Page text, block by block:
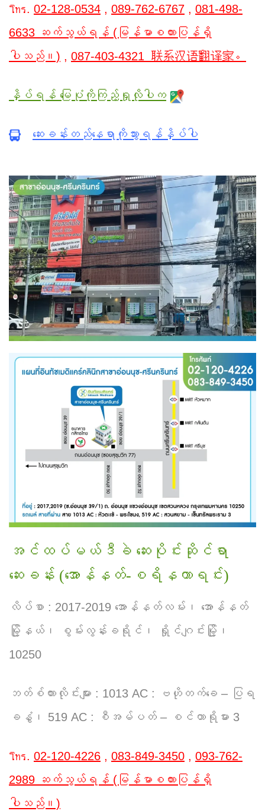
โทร. 02-128-0534 , 089-762-6767 , 081-498-
6633 ဆက်သွယ်ရန် (မြန်မာစကားပြန်ရှိ
ပါသည်။) , 087-403-4321 联系汉语翻译家。
နှိပ်ရန် မြေပုံကိုကြည့်ရှုလိုပါက
ဆေးခန်းတည်နေရာကိုသွားရန်နှိပ်ပါ
အင်ထပ်မယ်ဒီခဲ ဆေးပိုင်းဆိုင်ရာ
ဆေးခန်း (အောန်နတ်-စရိနကာရင်း)
လိပ်စာ : 2017-2019 အောန်နတ်လမ်း၊ အောန်နတ်
မြို့နယ်၊ စွမ်းလွန်းခရိုင်၊ ရှိုင်ဂျင်းမြို့၊
10250
ဘတ်စ်ကားလိုင်းများ : 1013 AC : ဗဟိုတက်ခေ – ပြရ
ခနွံ၊ 519 AC : စီအမ်ပတ် – စင်တာရိုမား 3
โทร. 02-120-4226 , 083-849-3450 , 093-762-
2989 ဆက်သွယ်ရန် (မြန်မာစကားပြန်ရှိ
ပါသည်။)